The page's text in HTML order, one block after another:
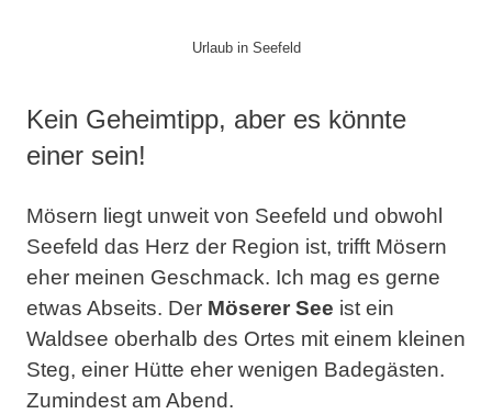
Urlaub in Seefeld
Kein Geheimtipp, aber es könnte
einer sein!
Mösern liegt unweit von Seefeld und obwohl
Seefeld das Herz der Region ist, trifft Mösern
eher meinen Geschmack. Ich mag es gerne
etwas Abseits. Der Möserer See ist ein
Waldsee oberhalb des Ortes mit einem kleinen
Steg, einer Hütte eher wenigen Badegästen.
Zumindest am Abend.